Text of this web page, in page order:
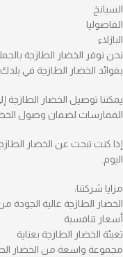
السبانخ
الفاصوليا
البازلاء
نحن نوفر الخضار الطازجة
بفوائد الخضار الطازجة في
يمكننا توصيل الخضار
الممارسات لضمان وصول
إذا كنت تبحث عن الخضار
اليوم.
مزايا شركتنا:
الخضار الطازجة عالية
أسعار تنافسية
تعبئة الخضار الطازجة بعناية
مجموعة واسعة من الخضار